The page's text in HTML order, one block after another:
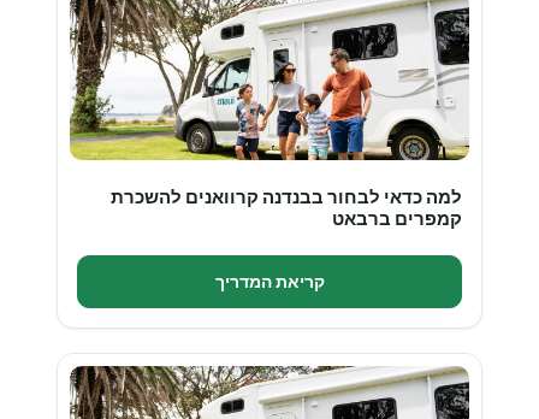
למה כדאי לבחור בבנדנה קרוואנים להשכרת
קמפרים ברבאט
קריאת המדריך